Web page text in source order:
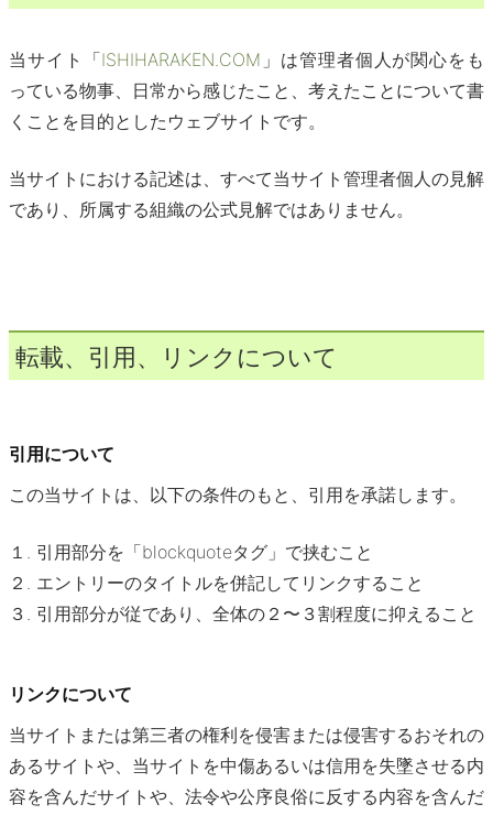
当サイト「ISHIHARAKEN.COM 」は管理者個人が関心をも
っている物事、日常から感じたこと、考えたことについて書
くことを目的としたウェブサイトです。
当サイトにおける記述は、すべて当サイト管理者個人の見解
であり、所属する組織の公式見解ではありません。
転載、引用、リンクについて
引用について
この当サイトは、以下の条件のもと、引用を承諾します。
１. 引用部分を「blockquoteタグ」で挟むこと
２. エントリーのタイトルを併記してリンクすること
３. 引用部分が従であり、全体の２〜３割程度に抑えること
リンクについて
当サイトまたは第三者の権利を侵害または侵害するおそれの
あるサイトや、当サイトを中傷あるいは信用を失墜させる内
容を含んだサイトや、法令や公序良俗に反する内容を含んだ